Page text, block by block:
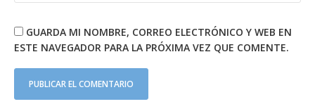
GUARDA MI NOMBRE, CORREO ELECTRÓNICO Y WEB EN
ESTE NAVEGADOR PARA LA PRÓXIMA VEZ QUE COMENTE.